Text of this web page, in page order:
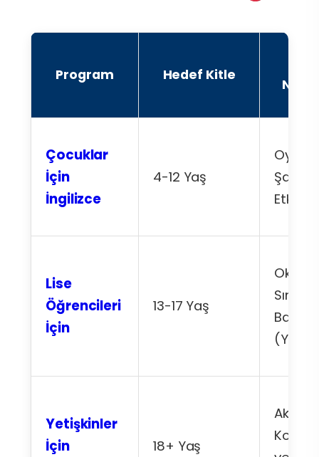
Program Hedef Kitle
Çocuklar
İçin
İngilizce
4-12 Yaş
Oyun,
Şarkı
Lise
Öğrencileri
İçin
13-17 Yaş
Okul
Sınav
(YDT)
Yetişkinler
İçin
18+ Yaş
Akıcı